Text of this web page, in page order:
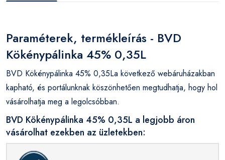
Paraméterek, termékleírás - BVD
Kökénypálinka 45% 0,35L
BVD Kökénypálinka 45% 0,35La következő webáruházakban
kapható, és portálunknak köszönhetően megtudhatja, hogy hol
vásárolhatja meg a legolcsóbban.
BVD Kökénypálinka 45% 0,35L a legjobb áron
vásárolhat ezekben az üzletekben: